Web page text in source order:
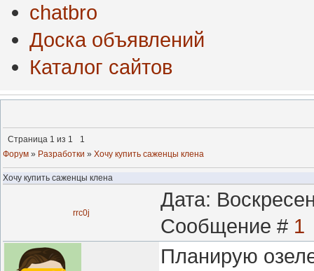
chatbro
Доска объявлений
Каталог сайтов
Страница 1 из 1
1
Форум » Разработки » Хочу купить саженцы клена
Хочу купить саженцы клена
rrc0j
Дата:
Сообщение # 1
Планирую